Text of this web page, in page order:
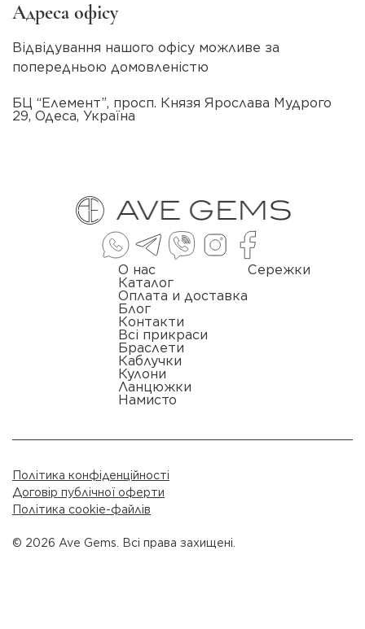
Адреса офісу
Відвідування нашого офісу можливе за
попередньою домовленістю
БЦ “Елемент”, просп. Князя Ярослава Мудрого
29, Одеса, Україна
О нас
Каталог
Оплата и доставка
Блог
Контакти
Всі прикраси
Браслети
Каблучки
Кулони
Ланцюжки
Намисто
Сережки
© 2026 Ave Gems. Всі права захищені.
Політика конфіденційності
Договір публічної оферти
Політика cookie-файлів